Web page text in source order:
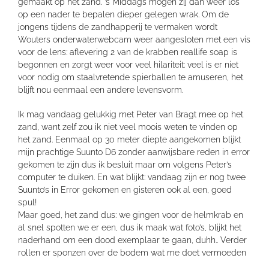
op een nader te bepalen dieper gelegen wrak. Om de
jongens tijdens de zandhapperij te vermaken wordt
Wouters onderwaterwebcam weer aangesloten met een vis
voor de lens: aflevering 2 van de krabben reallife soap is
begonnen en zorgt weer voor veel hilariteit: veel is er niet
voor nodig om staalvretende spierballen te amuseren, het
blijft nou eenmaal een andere levensvorm.
Ik mag vandaag gelukkig met Peter van Bragt mee op het
zand, want zelf zou ik niet veel moois weten te vinden op
het zand. Eenmaal op 30 meter diepte aangekomen blijkt
mijn prachtige Suunto D6 zonder aanwijsbare reden in error
gekomen te zijn dus ik besluit maar om volgens Peter’s
computer te duiken. En wat blijkt: vandaag zijn er nog twee
Suunto’s in Error gekomen en gisteren ook al een, goed
spul!
Maar goed, het zand dus: we gingen voor de helmkrab en
al snel spotten we er een, dus ik maak wat foto’s, blijkt het
naderhand om een dood exemplaar te gaan, duhh.. Verder
rollen er sponzen over de bodem wat me doet vermoeden